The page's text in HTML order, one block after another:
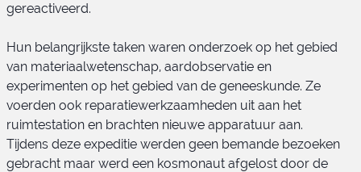
gereactiveerd.
Hun belangrijkste taken waren onderzoek op het gebied
van materiaalwetenschap, aardobservatie en
experimenten op het gebied van de geneeskunde. Ze
voerden ook reparatiewerkzaamheden uit aan het
ruimtestation en brachten nieuwe apparatuur aan.
Tijdens deze expeditie werden geen bemande bezoeken
gebracht maar werd een kosmonaut afgelost door de